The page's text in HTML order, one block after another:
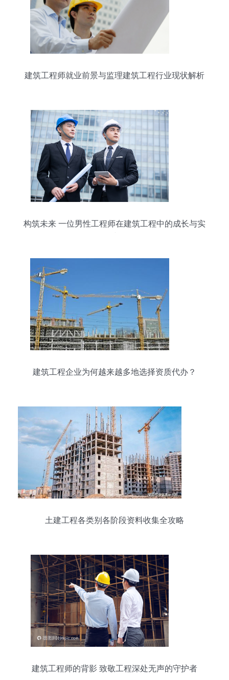
建筑工程师就业前景与监理建筑工程行业现状解析
构筑未来 一位男性工程师在建筑工程中的成长与实
建筑工程企业为何越来越多地选择资质代办？
土建工程各类别各阶段资料收集全攻略
建筑工程师的背影 致敬工程深处无声的守护者